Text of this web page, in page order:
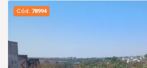
Cód. 78994